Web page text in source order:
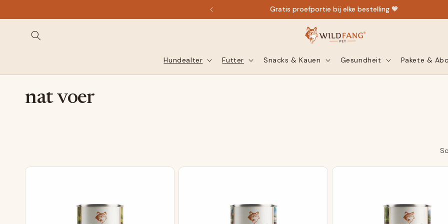
4,75★ bij Trusted Shops
Hundealter Futter Snacks & Kauen Gesundheit Pakete & Abo
C
e
nat voer